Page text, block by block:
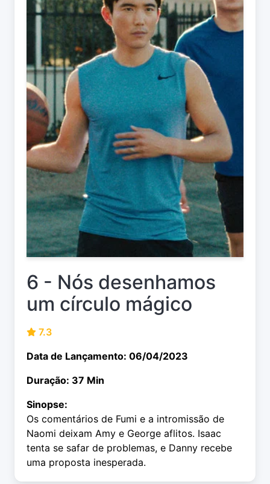
6 - Nós desenhamos
um círculo mágico
7.3
Data de Lançamento: 06/04/2023
Duração: 37 Min
Sinopse:
Os comentários de Fumi e a intromissão de
Naomi deixam Amy e George aflitos. Isaac
tenta se safar de problemas, e Danny recebe
uma proposta inesperada.